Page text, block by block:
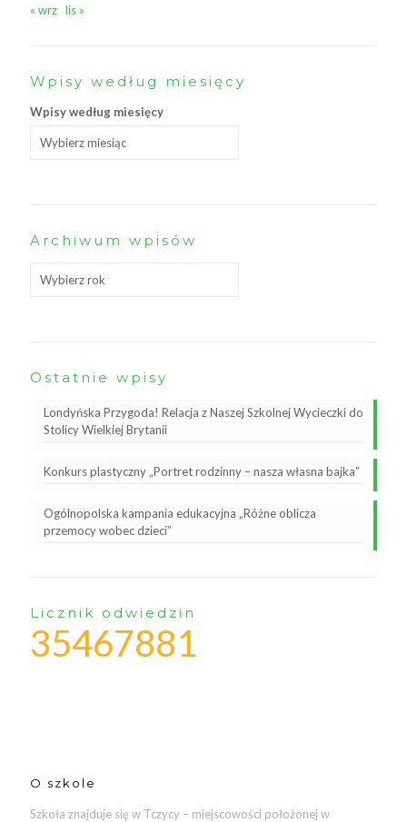
« wrz lis »
Wpisy według miesięcy
Wpisy według miesięcy
Archiwum wpisów
Ostatnie wpisy
Londyńska Przygoda! Relacja z Naszej Szkolnej Wycieczki do
Stolicy Wielkiej Brytanii
Konkurs plastyczny „Portret rodzinny – nasza własna bajka”
Ogólnopolska kampania edukacyjna „Różne oblicza
przemocy wobec dzieci”
Licznik odwiedzin
35467881
O szkole
Szkoła znajduje się w Tczycy – miejscowości położonej w